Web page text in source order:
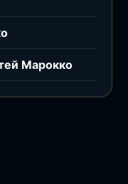
Марокко